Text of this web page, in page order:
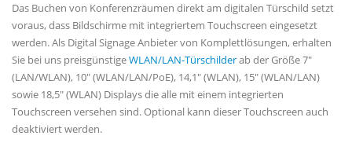
Das Buchen von Konferenzräumen direkt am digitalen Türschild setzt
voraus, dass Bildschirme mit integriertem Touchscreen eingesetzt
werden. Als Digital Signage Anbieter von Komplettlösungen, erhalten
Sie bei uns preisgünstigeWLAN/LAN-Türschilderab der Größe 7"
(LAN/WLAN), 10" (WLAN/LAN/PoE), 14,1" (WLAN), 15" (WLAN/LAN)
sowie 18,5" (WLAN) Displays die alle mit einem integrierten
Touchscreen versehen sind. Optional kann dieser Touchscreen auch
deaktiviert werden.